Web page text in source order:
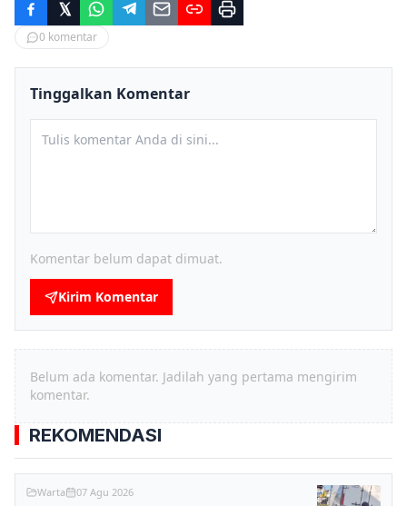
0 komentar
Tinggalkan Komentar
Komentar belum dapat dimuat.
Kirim Komentar
Belum ada komentar. Jadilah yang pertama mengirim
komentar.
REKOMENDASI
Warta 07 Agu 2026